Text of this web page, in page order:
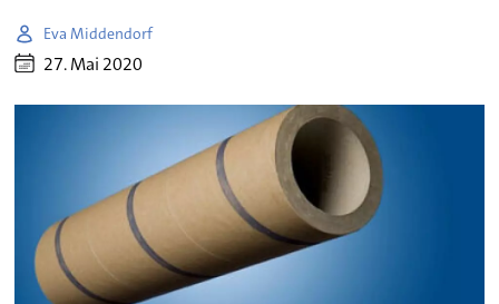
Eva Middendorf
27. Mai 2020